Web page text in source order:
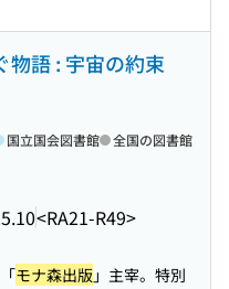
物語 : 宇宙の約束
<RA21-R49>
国立国会図書館 全国の図書館
モナ森出版」主宰。特別